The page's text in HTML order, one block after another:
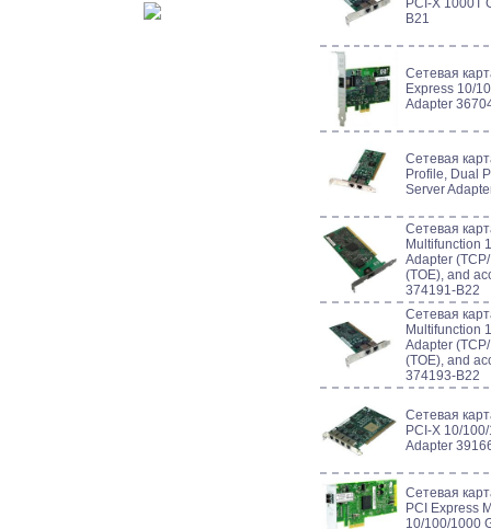
PCI-X 1000T
B21
Сетевая
Express 10/
Adapter
Сетевая
Profile, Dual
Server
Сетевая
Multifunction
Adapter
(TOE), and
374191-B22
Сетевая
Multifunction
Adapter
(TOE), and
374193-B22
Сетевая
PCI-X 10/
Adapter
Сетевая
PCI Express
10/100/1000